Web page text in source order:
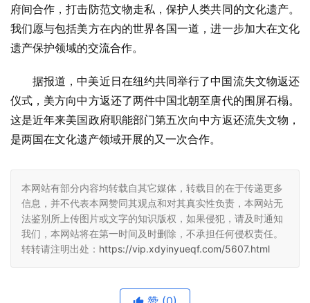
府间合作，打击防范文物走私，保护人类共同的文化遗产。
我们愿与包括美方在内的世界各国一道，进一步加大在文化
遗产保护领域的交流合作。
据报道，中美近日在纽约共同举行了中国流失文物返还
仪式，美方向中方返还了两件中国北朝至唐代的围屏石榻。
这是近年来美国政府职能部门第五次向中方返还流失文物，
是两国在文化遗产领域开展的又一次合作。
本网站有部分内容均转载自其它媒体，转载目的在于传递更多
信息，并不代表本网赞同其观点和对其真实性负责，本网站无
法鉴别所上传图片或文字的知识版权，如果侵犯，请及时通知
我们，本网站将在第一时间及时删除，不承担任何侵权责任。
转转请注明出处： https://vip.xdyinyueqf.com/5607.html